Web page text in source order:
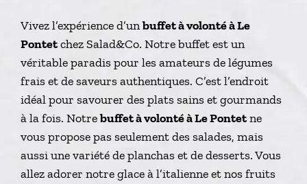
Vivez l’expérience d’unbuffet à volonté à Le
Pontetchez Salad&Co. Notre buffet est un
véritable paradis pour les amateurs de légumes
frais et de saveurs authentiques. C’est l’endroit
idéal pour savourer des plats sains et gourmands
à la fois. Notrebuffet à volonté à Le Pontetne
vous propose pas seulement des salades, mais
aussi une variété de planchas et de desserts. Vous
allez adorer notre glace à l’italienne et nos fruits